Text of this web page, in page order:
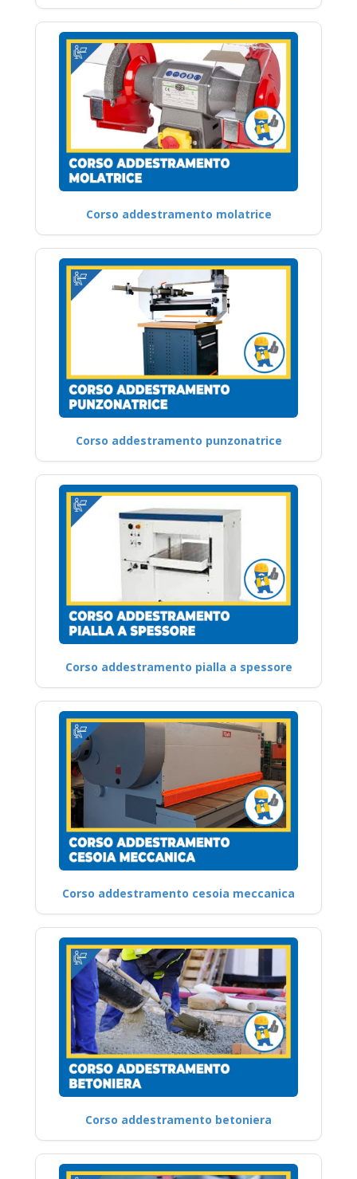
Corso addestramento molatrice
Corso addestramento punzonatrice
Corso addestramento pialla a spessore
Corso addestramento cesoia meccanica
Corso addestramento betoniera